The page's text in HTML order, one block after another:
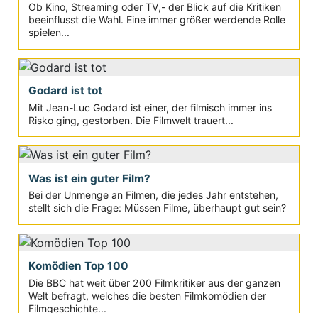
Ob Kino, Streaming oder TV,- der Blick auf die Kritiken
beeinflusst die Wahl. Eine immer größer werdende Rolle
spielen...
Godard ist tot
Mit Jean-Luc Godard ist einer, der filmisch immer ins
Risko ging, gestorben. Die Filmwelt trauert...
Was ist ein guter Film?
Bei der Unmenge an Filmen, die jedes Jahr entstehen,
stellt sich die Frage: Müssen Filme, überhaupt gut sein?
Komödien Top 100
Die BBC hat weit über 200 Filmkritiker aus der ganzen
Welt befragt, welches die besten Filmkomödien der
Filmgeschichte...